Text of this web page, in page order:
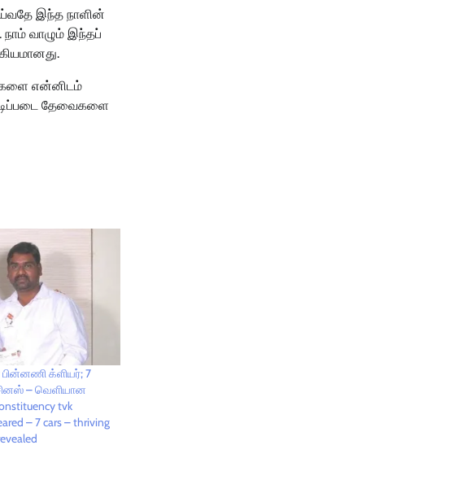
இந்த நாளின்
வாழும் இந்தப்
என்னிடம்
தேவைகளை
க்ளியர்; 7
– வெளியான
tvk
– 7 cars – thriving